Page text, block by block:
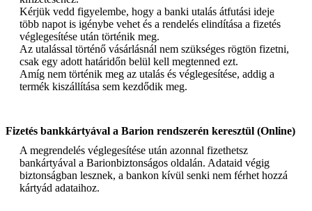
Kérjük vedd figyelembe, hogy a banki utalás átfutási ideje
több napot is igénybe vehet és a rendelés elindítása a fizetés
véglegesítése után történik meg.
Az utalással történő vásárlásnál nem szükséges rögtön fizetni,
csak egy adott határidőn belül kell megtenned ezt.
Amíg nem történik meg az utalás és véglegesítése, addig a
termék kiszállítása sem kezdődik meg.
Fizetés bankkártyával a Barion rendszerén keresztül (Online)
A megrendelés véglegesítése után azonnal fizethetsz
bankártyával a Barionbiztonságos oldalán. Adataid végig
biztonságban lesznek, a bankon kívül senki nem férhet hozzá
kártyád adataihoz.